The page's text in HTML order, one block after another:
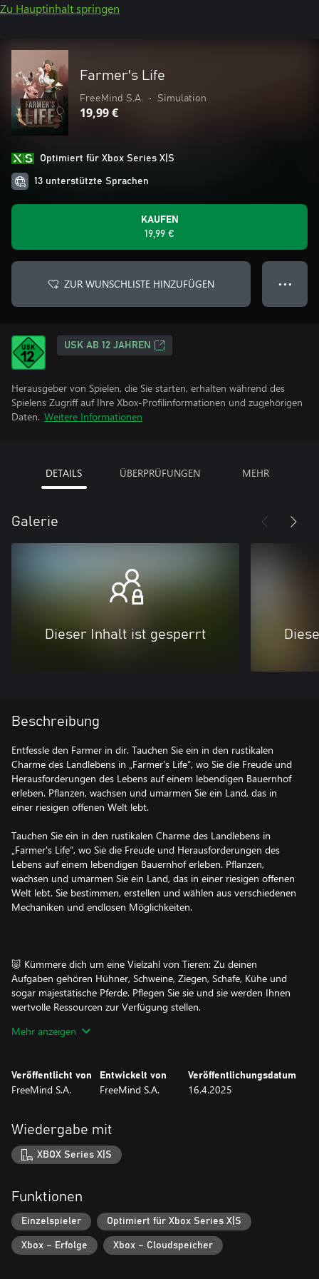
Zu Hauptinhalt springen
Farmer's Life
FreeMind S.A. • Simulation
19,99 €
Optimiert für Xbox Series X|S
13 unterstützte Sprachen
KAUFEN
19,99 €
ZUR WUNSCHLISTE HINZUFÜGEN ● ● ●
USK AB 12 JAHREN
Herausgeber von Spielen, die Sie starten, erhalten während des
Spielens Zugriff auf Ihre Xbox-Profilinformationen und zugehörigen
Daten. Weitere Informationen
DETAILS ÜBERPRÜFUNGEN MEHR
Galerie
Dieser Inhalt ist gesperrt
Beschreibung
Entfessle den Farmer in dir. Tauchen Sie ein in den rustikalen
Charme des Landlebens in „Farmer's Life“, wo Sie die Freude und
Herausforderungen des Lebens auf einem lebendigen Bauernhof
erleben. Pflanzen, wachsen und umarmen Sie ein Land, das in
einer riesigen offenen Welt lebt.
Tauchen Sie ein in den rustikalen Charme des Landlebens in
„Farmer's Life“, wo Sie die Freude und Herausforderungen des
Lebens auf einem lebendigen Bauernhof erleben. Pflanzen,
wachsen und umarmen Sie ein Land, das in einer riesigen offenen
Welt lebt. Sie bestimmen, erstellen und wählen aus verschiedenen
Mechaniken und endlosen Möglichkeiten.
🐷 Kümmere dich um eine Vielzahl von Tieren: Zu deinen
Aufgaben gehören Hühner, Schweine, Ziegen, Schafe, Kühe und
sogar majestätische Pferde. Pflegen Sie sie und sie werden Ihnen
wertvolle Ressourcen zur Verfügung stellen.
Ärmel hoch und machen Sie sich die Hände schmutzig, während
Sie Pflanzen pflügen, pflanzen und ernten, um Ihren Bauernhof
🛠️ Bauen Sie Ihre Traumfarm: Bauen Sie alles, von gemütlichen
Gestalten Sie Ihren Bauernhof nach Ihren Wünschen.
🍲 Kulinarische Abenteuer erwarten Sie: Entdecken Sie die Kunst
Mehr anzeigen
Veröffentlicht von
FreeMind S.A.
Entwickelt von
FreeMind S.A.
Veröffentlichungsdatum
16.4.2025
Wiedergabe mit
XBOX Series X|S
Funktionen
Einzelspieler Optimiert für Xbox Series X|S
Xbox – Erfolge Xbox – Cloudspeicher